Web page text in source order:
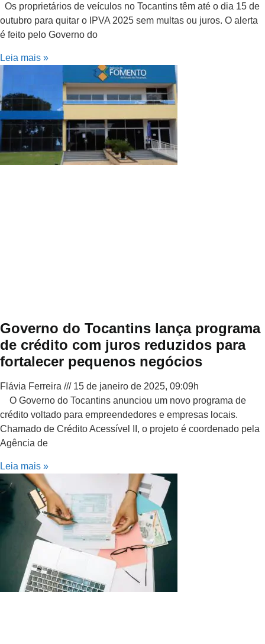
Os proprietários de veículos no Tocantins têm até o dia 15 de
outubro para quitar o IPVA 2025 sem multas ou juros. O alerta
é feito pelo Governo do
Leia mais »
Governo do Tocantins lança programa
de crédito com juros reduzidos para
fortalecer pequenos negócios
Flávia Ferreira
15 de janeiro de 2025, 09:09h
O Governo do Tocantins anunciou um novo programa de
crédito voltado para empreendedores e empresas locais.
Chamado de Crédito Acessível II, o projeto é coordenado pela
Agência de
Leia mais »